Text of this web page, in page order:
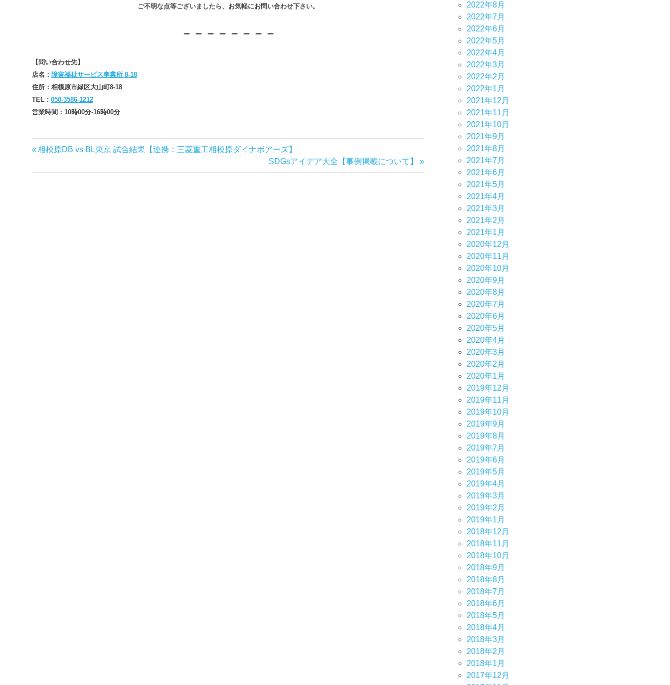
ご不明な点等ございましたら、お気軽にお問い合わせ下さい。
－－－－－－－－
【問い合わせ先】
店名： 障害福祉サービス事業所 8-18
住所：相模原市緑区大山町8-18
TEL： 050-3586-1212
営業時間：10時00分-16時00分
投
稿
前
記
相模原DB vs BL東京 試合結果【連携：三菱重工相模原ダイナボアーズ】
次
の
SDGsアイデア大全【事例掲載について】
2022年8月
2022年7月
2022年6月
2022年5月
2022年4月
2022年3月
2022年2月
2022年1月
2021年12月
2021年11月
2021年10月
2021年9月
2021年8月
2021年7月
2021年6月
2021年5月
2021年4月
2021年3月
2021年2月
2021年1月
2020年12月
2020年11月
2020年10月
2020年9月
2020年8月
2020年7月
2020年6月
2020年5月
2020年4月
2020年3月
2020年2月
2020年1月
2019年12月
2019年11月
2019年10月
2019年9月
2019年8月
2019年7月
2019年6月
2019年5月
2019年4月
2019年3月
2019年2月
2019年1月
2018年12月
2018年11月
2018年10月
2018年9月
2018年8月
2018年7月
2018年6月
2018年5月
2018年4月
2018年3月
2018年2月
2018年1月
2017年12月